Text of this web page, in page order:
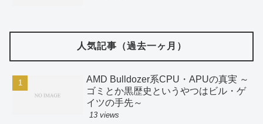
人気記事（過去一ヶ月）
AMD Bulldozer系CPU・APUの真実 ～
ゴミとか黒歴史というやつはビル・ゲ
イツの手先～
13 views